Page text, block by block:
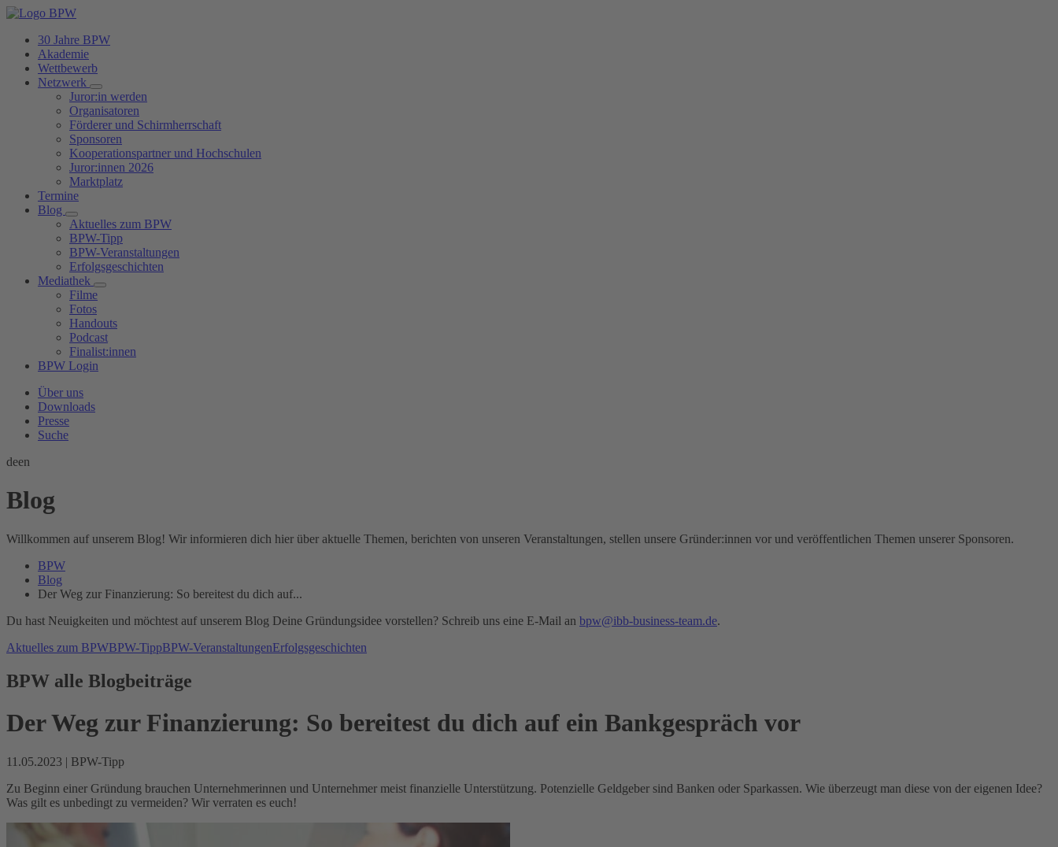
30 Jahre BPW
Akademie
Wettbewerb
Netzwerk
Juror:in werden
Organisatoren
Förderer und Schirmherrschaft
Sponsoren
Kooperationspartner und Hochschulen
Juror:innen 2026
Marktplatz
Termine
Blog
Aktuelles zum BPW
BPW-Tipp
BPW-Veranstaltungen
Erfolgsgeschichten
Mediathek
Filme
Fotos
Handouts
Podcast
Finalist:innen
BPW Login
Über uns
Downloads
Presse
Suche
deen
Blog
Willkommen auf unserem Blog! Wir informieren dich hier über aktuelle Themen, berichten von unseren Veranstaltungen, stellen unsere Gründer:innen vor und veröffentlichen Themen unserer Sponsoren.
BPW
Blog
Der Weg zur Finanzierung: So bereitest du dich auf...
Du hast Neuigkeiten und möchtest auf unserem Blog Deine Gründungsidee vorstellen? Schreib uns eine E-Mail an bpw@ibb-business-team.de.
Aktuelles zum BPWBPW-TippBPW-VeranstaltungenErfolgsgeschichten
BPW alle Blogbeiträge
Der Weg zur Finanzierung: So bereitest du dich auf ein Bankgespräch vor
11.05.2023 | BPW-Tipp
Zu Beginn einer Gründung brauchen Unternehmerinnen und Unternehmer meist finanzielle Unterstützung. Potenzielle Geldgeber sind Banken oder Sparkassen. Wie überzeugt man diese von der eigenen Idee?
Was gilt es unbedingt zu vermeiden? Wir verraten es euch!